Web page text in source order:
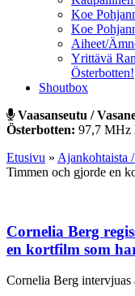
Koe
Koe
Aiheet/
Yrittävä
Österbotten!
Shoutbox
Vaasanseutu /
Österbotten: 97,7 MHz
Etusivu » Ajankohtaista
Timmen och gjorde en
Cornelia Berg
en kortfilm som
Cornelia Berg intervjuas